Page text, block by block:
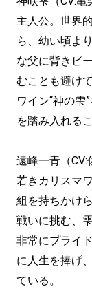
主人公。世界
ら、幼い頃よ
な父に背きビ
むことも避け
ワイン“神の雫
を踏み入れる
遠峰一青（CV:
若きカリスマ
組を持ちかけ
戦いに挑む、
非常にプライ
に人生を捧げ
ている。